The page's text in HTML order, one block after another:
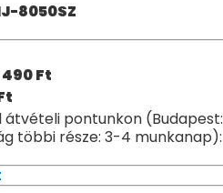
8050SZ
490Ft
pontunkon (Budapest:
többi része: 3-4 munkanap):